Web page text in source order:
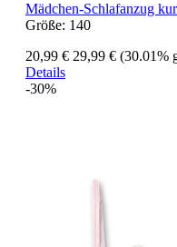
Mädchen-Schlafanzug
Größe: 140
20,99 € 29,99 € (30.01%
Details
-30%